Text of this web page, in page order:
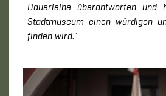
Dauerleihe überantworten
Stadtmuseum einen würdigen
finden wird."